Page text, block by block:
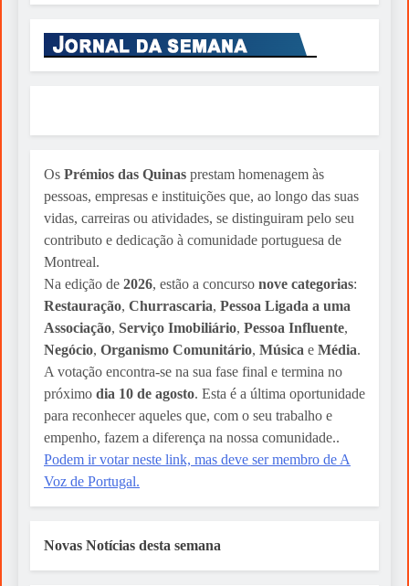
cérebro
Os Prémios das Quinas prestam homenagem às
pessoas, empresas e instituições que, ao longo das suas
vidas, carreiras ou atividades, se distinguiram pelo seu
contributo e dedicação à comunidade portuguesa de
Montreal.
Na edição de 2026, estão a concurso nove categorias:
Restauração, Churrascaria, Pessoa Ligada a uma
Associação, Serviço Imobiliário, Pessoa Influente,
Negócio, Organismo Comunitário, Música e Média.
A votação encontra-se na sua fase final e termina no
próximo dia 10 de agosto. Esta é a última oportunidade
para reconhecer aqueles que, com o seu trabalho e
empenho, fazem a diferença na nossa comunidade..
Podem ir votar neste link, mas deve ser membro de A
Voz de Portugal.
Novas Notícias desta semana